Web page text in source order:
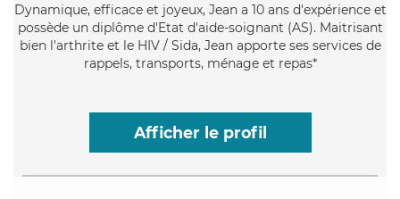
Dynamique, efficace et joyeux, Jean a 10 ans d'expérience et
possède un diplôme d'Etat d'aide-soignant (AS). Maitrisant
bien l'arthrite et le HIV / Sida, Jean apporte ses services de
rappels, transports, ménage et repas*
Afficher le profil